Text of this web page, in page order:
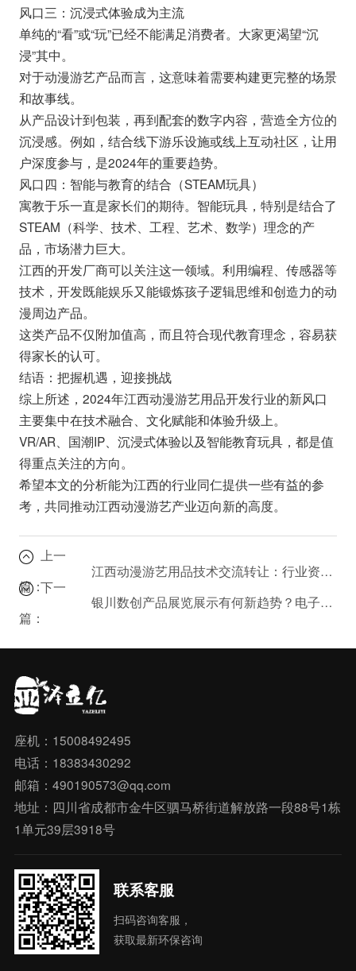
风口三：沉浸式体验成为主流
单纯的“看”或“玩”已经不能满足消费者。大家更渴望“沉
浸”其中。
对于动漫游艺产品而言，这意味着需要构建更完整的场景
和故事线。
从产品设计到包装，再到配套的数字内容，营造全方位的
沉浸感。例如，结合线下游乐设施或线上互动社区，让用
户深度参与，是2024年的重要趋势。
风口四：智能与教育的结合（STEAM玩具）
寓教于乐一直是家长们的期待。智能玩具，特别是结合了
STEAM（科学、技术、工程、艺术、数学）理念的产
品，市场潜力巨大。
江西的开发厂商可以关注这一领域。利用编程、传感器等
技术，开发既能娱乐又能锻炼孩子逻辑思维和创造力的动
漫周边产品。
这类产品不仅附加值高，而且符合现代教育理念，容易获
得家长的认可。
结语：把握机遇，迎接挑战
综上所述，2024年江西动漫游艺用品开发行业的新风口
主要集中在技术融合、文化赋能和体验升级上。
VR/AR、国潮IP、沉浸式体验以及智能教育玩具，都是值
得重点关注的方向。
希望本文的分析能为江西的行业同仁提供一些有益的参
考，共同推动江西动漫游艺产业迈向新的高度。
上一
篇：
江西动漫游艺用品技术交流转让：行业资源哪里找？
下一
篇：
银川数创产品展览展示有何新趋势？电子产品批发与创意内容结合指南
座机：15008492495
电话：18383430292
邮箱：490190573@qq.com
地址：四川省成都市金牛区驷马桥街道解放路一段88号1栋
1单元39层3918号
联系客服
扫码咨询客服，
获取最新环保咨询